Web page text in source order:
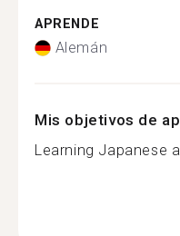
APRENDE
Alemán
Mis objetivos de
Learning Japanese